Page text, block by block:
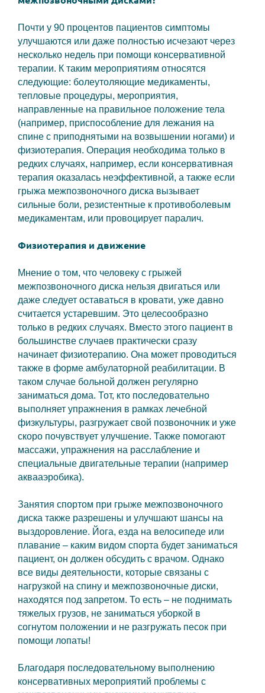
Почти у 90 процентов пациентов симптомы
улучшаются или даже полностью исчезают через
несколько недель при помощи консервативной
терапии. К таким мероприятиям относятся
следующие: болеутоляющие медикаменты,
тепловые процедуры, мероприятия,
направленные на правильное положение тела
(например, приспособление для лежания на
спине с приподнятыми на возвышении ногами) и
физиотерапия. Операция необходима только в
редких случаях, например, если консервативная
терапия оказалась неэффективной, а также если
грыжа межпозвоночного диска вызывает
сильные боли, резистентные к противоболевым
медикаментам, или провоцирует паралич.
Физиотерапия и движение
Мнение о том, что человеку с грыжей
межпозвоночного диска нельзя двигаться или
даже следует оставаться в кровати, уже давно
считается устаревшим. Это целесообразно
только в редких случаях. Вместо этого пациент в
большинстве случаев практически сразу
начинает физиотерапию. Она может проводиться
также в форме амбулаторной реабилитации. В
таком случае больной должен регулярно
заниматься дома. Тот, кто последовательно
выполняет упражнения в рамках лечебной
физкультуры, разгружает свой позвоночник и уже
скоро почувствует улучшение. Также помогают
массажи, упражнения на расслабление и
специальные двигательные терапии (например
аквааэробика).
Занятия спортом при грыже межпозвоночного
диска также разрешены и улучшают шансы на
выздоровление. Йога, езда на велосипеде или
плавание – каким видом спорта будет заниматься
пациент, он должен обсудить с врачом. Однако
все виды деятельности, которые связаны с
нагрузкой на спину и межпозвоночные диски,
находятся под запретом. То есть – не поднимать
тяжелых грузов, не заниматься уборкой в
согнутом положении и не разгружать песок при
помощи лопаты!
Благодаря последовательному выполнению
консервативных мероприятий проблемы с